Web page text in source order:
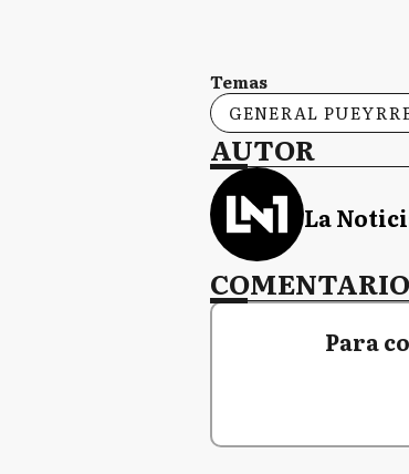
Temas
GENERAL
AUTOR
La
Para